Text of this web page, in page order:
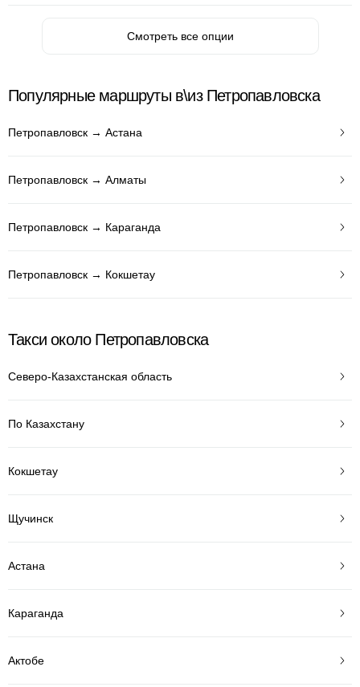
Смотреть все опции
Популярные маршруты в\из Петропавловска
Петропавловск → Астана
Петропавловск → Алматы
Петропавловск → Караганда
Петропавловск → Кокшетау
Такси около Петропавловска
Северо-Казахстанская область
По Казахстану
Кокшетау
Щучинск
Астана
Караганда
Актобе